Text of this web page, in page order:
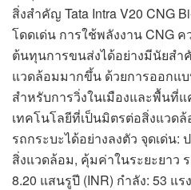
สิ่งสำคัญ Tata Intra V20 CNG
โดดเด่น การใช้พลังงาน CNG
ต้นทุนการขนส่งได้อย่างมีนัยส
แวดล้อมมากขึ้น ด้วยการออกแ
สำหรับการวิ่งในเมืองและพื้นที่
เทคโนโลยีที่เป็นมิตรต่อสิ่งแวด
รถกระบะได้อย่างลงตัว จุดเด่น:
สิ่งแวดล้อม, คุ้มค่าในระยะยาว
8.20 แสนรูปี (INR) กำลัง: 53 แร